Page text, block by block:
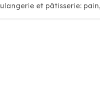
et pâtisserie: